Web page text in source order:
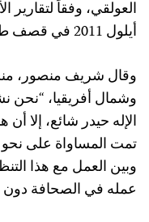
العولقي، وفقاً لتقارير
أيلول 2011 في قصف طائرة دون طيار أمريكية.
وقال شريف منصور،
وشمال أفريقيا، “نحن
الإله حيدر شائع، إلا
تمت المساواة على نحو
وبين العمل مع هذا
عمله في الصحافة